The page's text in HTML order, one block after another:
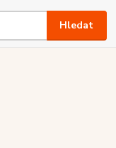
Hledat